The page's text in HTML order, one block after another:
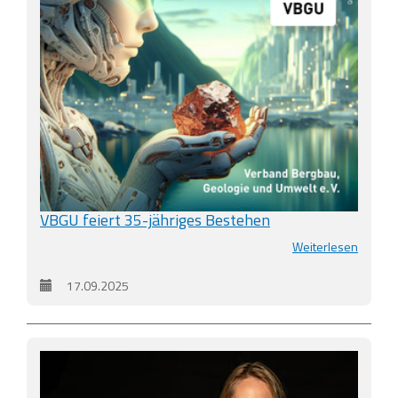
VBGU feiert 35-jähriges Bestehen
Weiterlesen
17.09.2025